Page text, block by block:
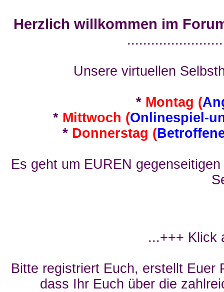
Herzlich willkommen im
Unsere virtuellen
* Montag (
* Mittwoch (Onlinespiel-
* Donnerstag (
Es geht um EUREN
...+++ Klick
Bitte registriert Euch, erstellt Euer
dass Ihr Euch über die